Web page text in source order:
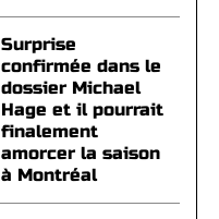
Surprise
confirmée dans le
dossier Michael
Hage et il pourrait
finalement
amorcer la saison
à Montréal